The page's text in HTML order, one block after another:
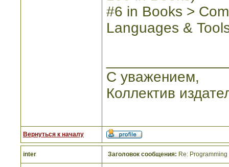
#6 in Books >
Languages &
С уважением,
Коллектив
Вернуться к началу
inter Заголовок сообщения: Re: